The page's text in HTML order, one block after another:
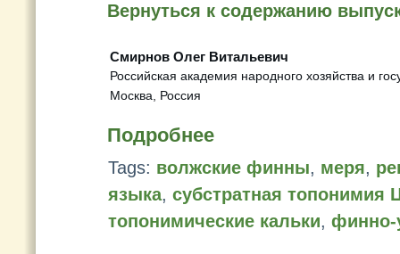
Вернуться к содержанию
Смирнов Олег Витальевич
Российская академия народного хозяйства и
Москва, Россия
Подробнее
Tags: волжские финны, меря,
языка, субстратная топонимия
топонимические кальки, финно-